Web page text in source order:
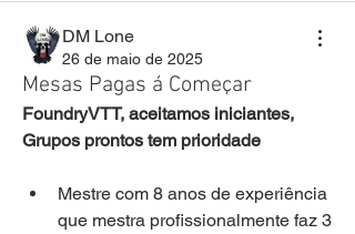
DM Lone
26 de maio de 2025
Mesas Pagas á Começar
FoundryVTT, aceitamos iniciantes,
Grupos prontos tem prioridade
Mestre com 8 anos de experiência
que mestra profissionalmente faz 3